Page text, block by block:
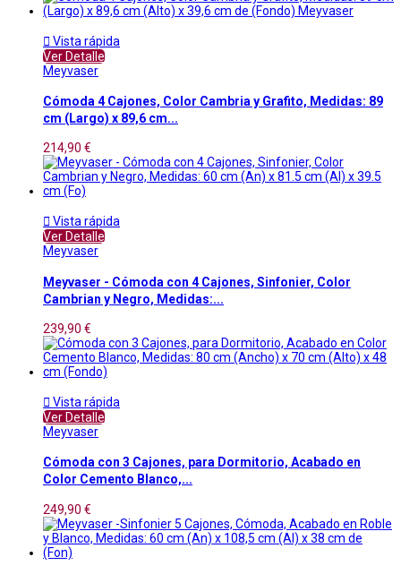
 Vista rápida
Ver Detalle
Meyvaser
Cómoda 4 Cajones, Color Cambria y Grafito, Medidas: 89
cm (Largo) x 89,6 cm...
214,90 €
 Vista rápida
Ver Detalle
Meyvaser
Meyvaser - Cómoda con 4 Cajones, Sinfonier, Color
Cambrian y Negro, Medidas:...
239,90 €
 Vista rápida
Ver Detalle
Meyvaser
Cómoda con 3 Cajones, para Dormitorio, Acabado en
Color Cemento Blanco,...
249,90 €